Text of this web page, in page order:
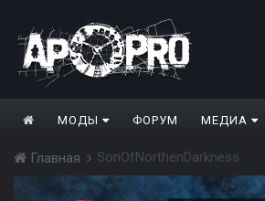
МОДЫ ФОРУМ МЕДИА
Главная SonOfNorthenDarkness